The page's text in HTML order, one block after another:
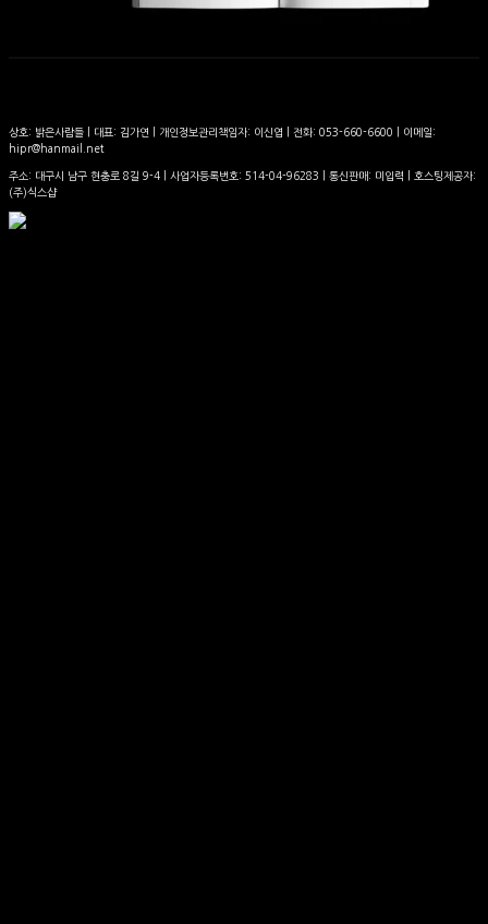
상호: 밝은사람들 | 대표: 김가연 | 개인정보관리책임자: 이신엽 | 전화: 053-660-6600 | 이메일:
hipr@hanmail.net
주소: 대구시 남구 현충로 8길 9-4 | 사업자등록번호: 514-04-96283 | 통신판매: 미입력 | 호스팅제공자:
(주)식스샵